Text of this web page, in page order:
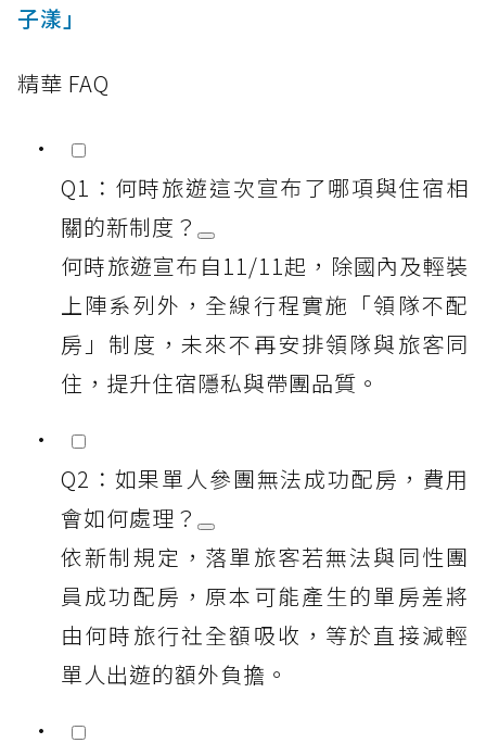
子漾」
精華 FAQ
Q1：何時旅遊這次宣布了哪項與住宿相
關的新制度？
何時旅遊宣布自11/11起，除國內及輕裝
上陣系列外，全線行程實施「領隊不配
房」制度，未來不再安排領隊與旅客同
住，提升住宿隱私與帶團品質。
Q2：如果單人參團無法成功配房，費用
會如何處理？
依新制規定，落單旅客若無法與同性團
員成功配房，原本可能產生的單房差將
由何時旅行社全額吸收，等於直接減輕
單人出遊的額外負擔。